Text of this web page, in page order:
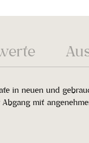
in neuen und
mit